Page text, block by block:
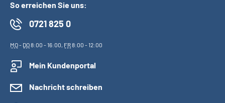
So erreichen Sie uns:
0721 825 0
MO- DO8:00 - 16:00, FR8:00 - 12:00
Mein Kundenportal
Nachricht schreiben